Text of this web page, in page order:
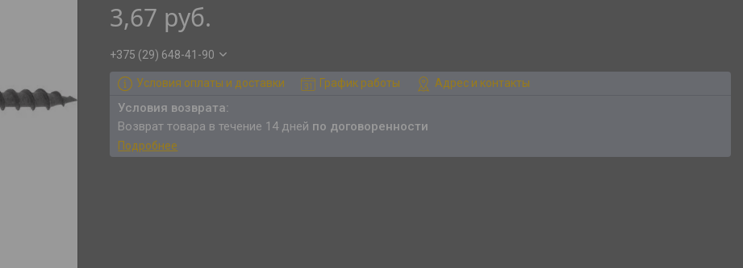
3,67 руб.
+375 (29) 648-41-90
Условия оплаты и доставки График работы Адрес и контакты
возврат товара в течение 14 дней по договоренности
Подробнее